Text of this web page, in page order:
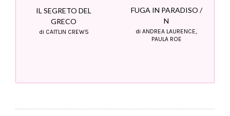
IL SEGRETO DEL
GRECO
di CAITLIN CREWS
FUGA IN PARADISO /
N
di ANDREA LAURENCE,
PAULA ROE